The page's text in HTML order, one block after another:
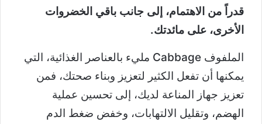
قدراً من الاهتمام، إلى جانب باقي الخضروات
الأخرى، على مائدتك.
الملفوف Cabbage مليء بالعناصر الغذائية، التي
يمكنها أن تفعل الكثير لتعزيز وبناء صحتك، فمن
تعزيز جهاز المناعة لديك، إلى تحسين عملية
الهضم، وتقليل الالتهابات، وخفض ضغط الدم